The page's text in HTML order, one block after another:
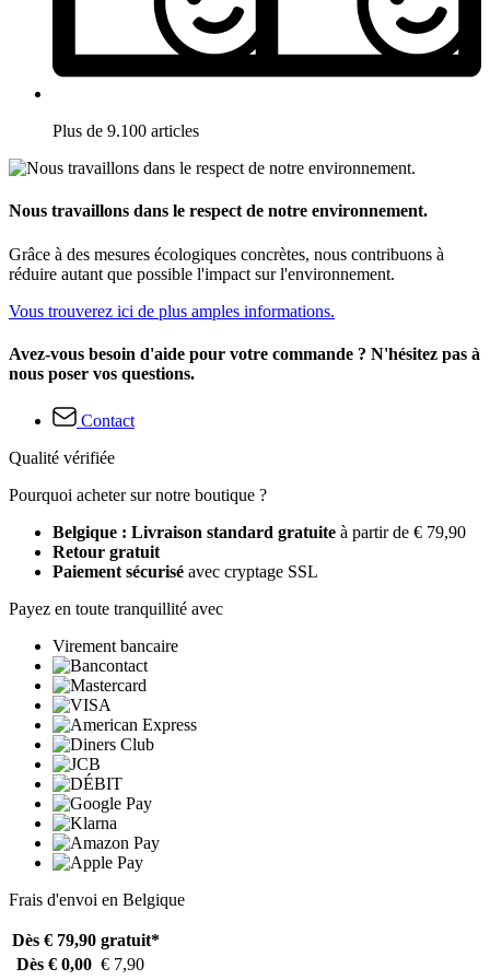
Plus de 9.100 articles
Nous travaillons dans le respect de notre environnement.
Grâce à des mesures écologiques concrètes, nous contribuons à
réduire autant que possible l'impact sur l'environnement.
Vous trouverez ici de plus amples informations.
Avez-vous besoin d'aide pour votre commande ? N'hésitez pas à
nous poser vos questions.
Contact
Qualité vérifiée
Pourquoi acheter sur notre boutique ?
Belgique : Livraison standard gratuite à partir de € 79,90
Retour gratuit
Paiement sécurisé avec cryptage SSL
Payez en toute tranquillité avec
Virement bancaire
Frais d'envoi en Belgique
Dès € 79,90 gratuit*
Dès € 0,00 € 7,90